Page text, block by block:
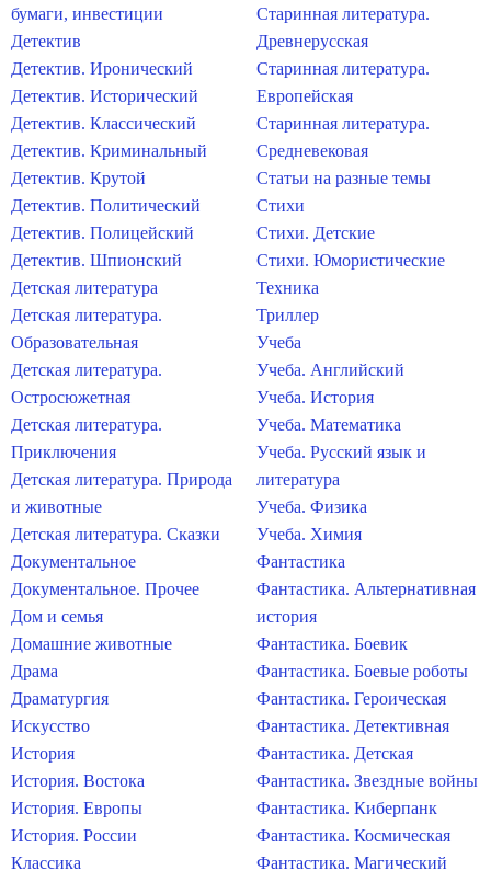
бумаги, инвестиции
Детектив
Детектив. Иронический
Детектив. Исторический
Детектив. Классический
Детектив. Криминальный
Детектив. Крутой
Детектив. Политический
Детектив. Полицейский
Детектив. Шпионский
Детская литература
Детская литература.
Образовательная
Детская литература.
Остросюжетная
Детская литература.
Приключения
Детская литература. Природа
и животные
Детская литература. Сказки
Документальное
Документальное. Прочее
Дом и семья
Домашние животные
Драма
Драматургия
Искусство
История
История. Востока
История. Европы
История. России
Классика
Старинная литература.
Древнерусская
Старинная литература.
Европейская
Старинная литература.
Средневековая
Статьи на разные темы
Стихи
Стихи. Детские
Стихи. Юмористические
Техника
Триллер
Учеба
Учеба. Английский
Учеба. История
Учеба. Математика
Учеба. Русский язык и
литература
Учеба. Физика
Учеба. Химия
Фантастика
Фантастика. Альтернативная
история
Фантастика. Боевик
Фантастика. Боевые роботы
Фантастика. Героическая
Фантастика. Детективная
Фантастика. Детская
Фантастика. Звездные войны
Фантастика. Киберпанк
Фантастика. Космическая
Фантастика. Магический